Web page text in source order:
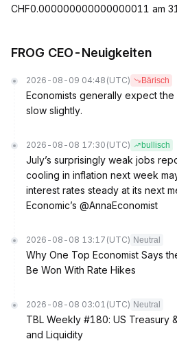
CHF0.000000000000000011 am
FROG CEO-Neuigkeiten
2026-08-09 04:48 (UTC) Bärisch
Economists generally expect the
slow slightly.
2026-08-08 17:30 (UTC) bullisch
July’s surprisingly weak jobs
cooling in inflation next week
interest rates steady at its next
Economic’s @AnnaEconomist
2026-08-08 13:17 (UTC) Neutral
Why One Top Economist Says
Be Won With Rate Hikes
2026-08-08 03:01 (UTC) Neutral
TBL Weekly #180: US Treasury
and Liquidity